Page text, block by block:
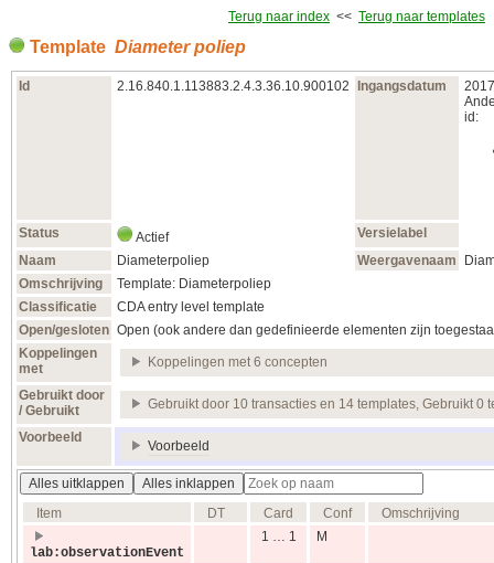
Terug naar index << Terug naar templates
Template Diameter poliep
Id 2.16.840.1.113883.2.4.3.36.10.900102 Ingangsdatum
id:
Status Actief
Versielabel
Naam
Diameterpoliep Weergavenaam
Omschrijving
Template: Diameterpoliep
Classificatie
CDA entry level template
Open/gesloten Open (ook andere dan gedefinieerde elementen zijn
Koppelingen
met
Koppelingen met 6 concepten
Gebruikt door
/ Gebruikt
Gebruikt door 10 transacties en 14 templates, Gebruikt 0
Voorbeeld
Voorbeeld
Alles uitklappen
Alles inklappen
Item
DT Card Conf Omschrijving
lab:observationEvent
1 … 1 M